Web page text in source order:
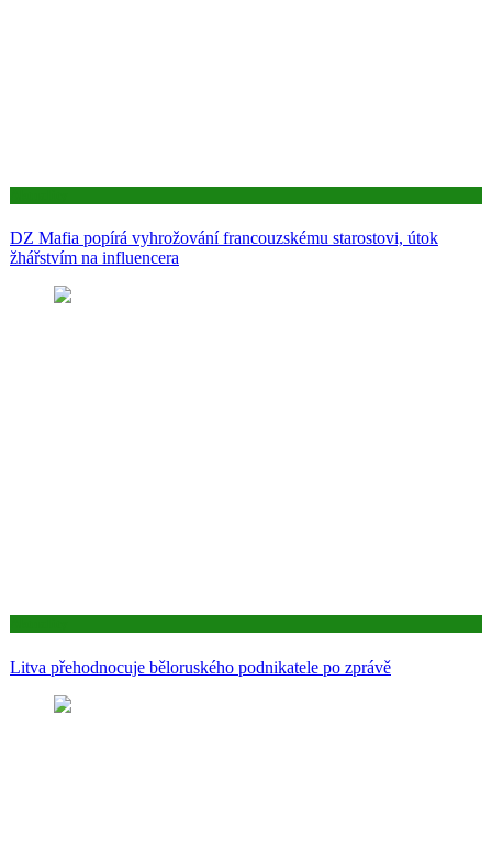
DZ Mafia popírá vyhrožování francouzskému starostovi, útok
žhářstvím na influencera
Litva přehodnocuje běloruského podnikatele po zprávě